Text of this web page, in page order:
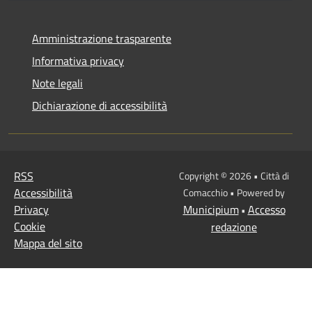
Amministrazione trasparente
Informativa privacy
Note legali
Dichiarazione di accessibilità
RSS
Accessibilità
Privacy
Cookie
Mappa del sito
Copyright © 2026 • Città di
Comacchio • Powered by
Municipium• Accesso
redazione